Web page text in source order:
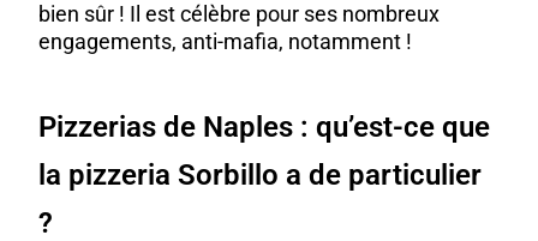
bien sûr ! Il est célèbre pour ses nombreux
engagements, anti-mafia, notamment !
Pizzerias de Naples : qu’est-ce que
la pizzeria Sorbillo a de particulier
?